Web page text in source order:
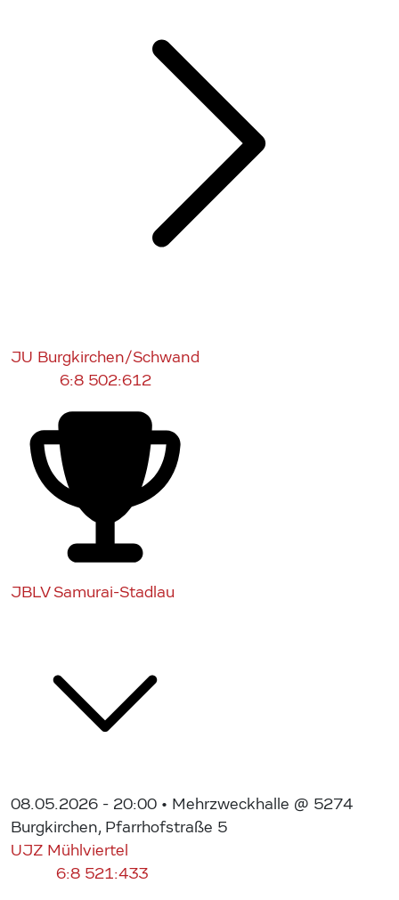
JU Burgkirchen/Schwand
6:8 502:612
JBLV Samurai-Stadlau
08.05.2026 - 20:00 • Mehrzweckhalle @ 5274
Burgkirchen, Pfarrhofstraße 5
UJZ Mühlviertel
6:8 521:433